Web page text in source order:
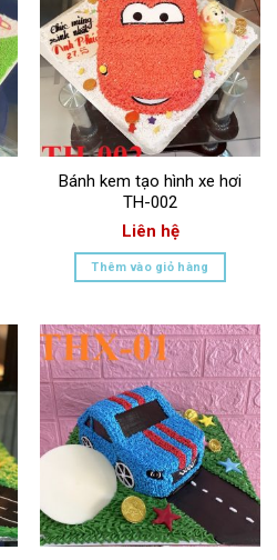
Bánh kem tạo hình xe hơi
TH-002
Liên hệ
Thêm vào giỏ hàng